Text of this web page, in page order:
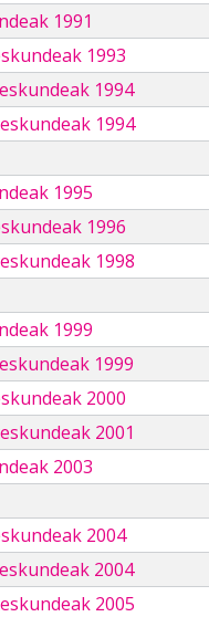
1991
1993
1994
1994
1995
1996
1998
1999
1999
2000
2001
2003
2004
2004
2005